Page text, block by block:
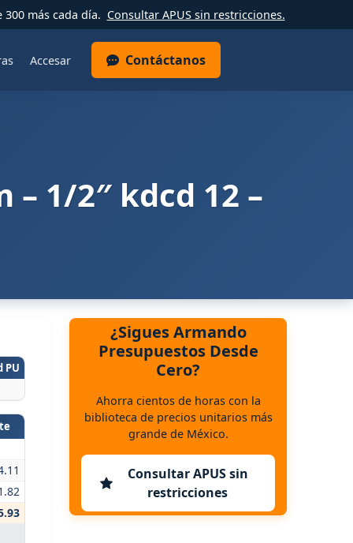
más cada día. Consultar APUS sin restricciones.
Accesar Contáctanos
– 1/2″ kdcd 12 –
PU
¿Sigues Armando
Presupuestos Desde
Cero?
Ahorra cientos de horas con la
biblioteca de precios unitarios más
grande de México.
Consultar APUS sin
restricciones